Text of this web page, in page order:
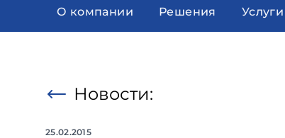
О компании Решения Услуги
Новости:
25.02.2015